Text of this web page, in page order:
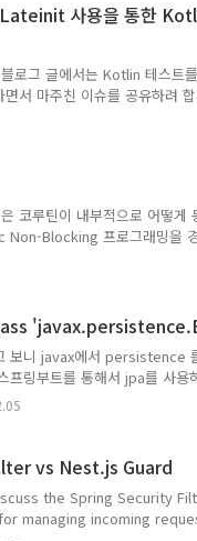
어보면 저는 리액티브 프로그
다. 그래서 리액티브 프로그래
를 적었습니다. 본문 위 그림
사용을 통한
로그 글에서는 Kotlin 테스트
서 마주친 이슈를 공유하려
에서 발생하는 버그
Injectmock와 관련된 오류가
았습니다: No
injectmocks에 주입해
코루틴이 내부적으로 어떻
Non-Blocking 프로그래밍을
의 이벤트루프 개념을 알고
트다운이 일어나기 때문에
다. 적어도 Node..
보니 javax에서 persistence
프링부트를 통해서 jpa를 사
인터넷에서 검색해보니
. 이전 설정
vs Nest.js Guard
the Spring Security
managing incoming